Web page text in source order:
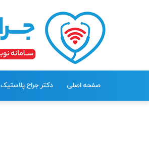
صفحه اصلی دکتر جراح پلاستیک